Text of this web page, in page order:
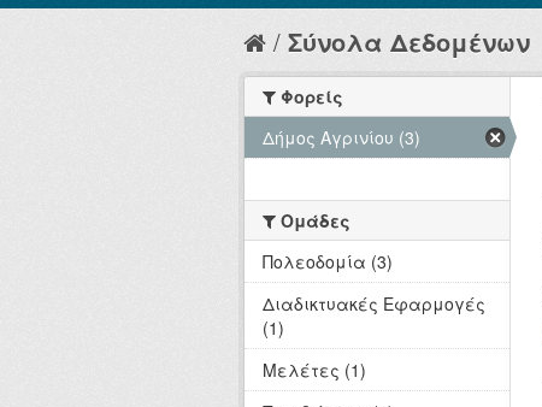
Σύνολα Δεδομένων
Φορείς
Δήμος Αγρινίου (3)
Ομάδες
Πολεοδομία (3)
Διαδικτυακές Εφαρμογές
(1)
Μελέτες (1)